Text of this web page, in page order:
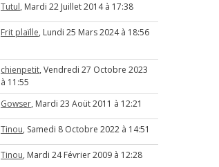
Tutul, Mardi 22 Juillet 2014 à 17:38
Frit plaïlle, Lundi 25 Mars 2024 à 18:56
chienpetit, Vendredi 27 Octobre 2023
à 11:55
Gowser, Mardi 23 Aoüt 2011 à 12:21
Tinou, Samedi 8 Octobre 2022 à 14:51
Tinou, Mardi 24 Février 2009 à 12:28